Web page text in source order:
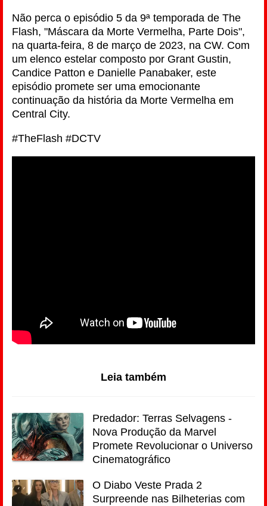
Não perca o episódio 5 da 9ª temporada de The
Flash, "Máscara da Morte Vermelha, Parte Dois",
na quarta-feira, 8 de março de 2023, na CW. Com
um elenco estelar composto por Grant Gustin,
Candice Patton e Danielle Panabaker, este
episódio promete ser uma emocionante
continuação da história da Morte Vermelha em
Central City.
#TheFlash #DCTV
Leia também
Predador: Terras Selvagens -
Nova Produção da Marvel
Promete Revolucionar o Universo
Cinematográfico
O Diabo Veste Prada 2
Surpreende nas Bilheterias com